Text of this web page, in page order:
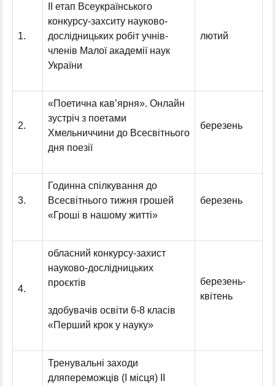
1.
ІІ етап Всеукраїнського
конкурсу-захситу науково-
дослідницьких робіт учнів-
членів Малої академії наук
України
лютий
2.
«Поетична кав’ярня». Онлайн
зустріч з поетами
Хмельниччини до Всесвітнього
дня поезії
березень
3.
Годинна спілкування до
Всесвітнього тижня грошей
«Гроші в нашому житті»
березень
4.
обласний конкурсу-захист
науково-дослідницьких
проєктів
здобувачів освіти 6-8 класів
«Перший крок у науку»
березень-
квітень
Тренувальні заходи
дляпереможців (І місця) ІІ